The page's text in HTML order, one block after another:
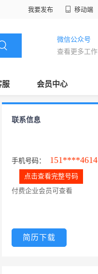
我要发布 移动端
微信公众号
查看更多工作
服 会员中心
联系信息
手机号码： 151****4614
点击查看完整号码
付费企业会员可查看
简历下载